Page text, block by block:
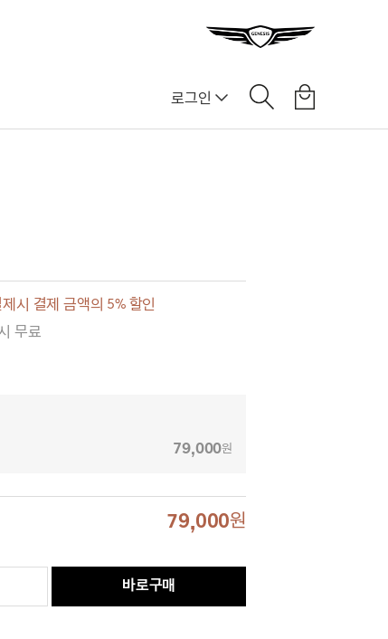
로그인
시 결제 금액의 5% 할인
무료
79,000원
79,000원
바로구매